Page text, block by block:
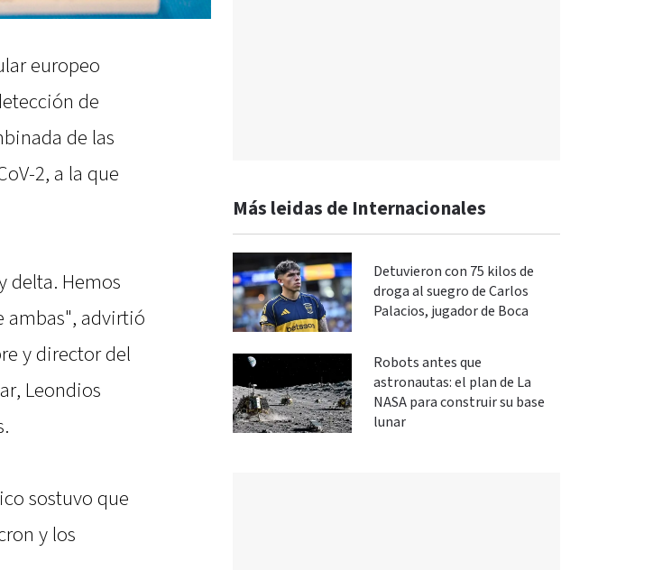
europeo
de
de las
2, a la que
delta. Hemos
ambas", advirtió
y director del
Leondios
sostuvo que
y los
Más leidas de Internacionales
Detuvieron con 75 kilos de
droga al suegro de Carlos
Palacios, jugador de Boca
Robots antes que
astronautas: el plan de La
NASA para construir su base
lunar